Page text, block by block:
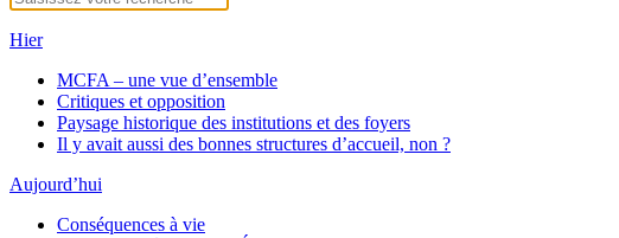
Hier
MCFA – une vue d’ensemble
Critiques et opposition
Paysage historique des institutions et des foyers
Il y avait aussi des bonnes structures d’accueil, non ?
Aujourd’hui
Conséquences à vie